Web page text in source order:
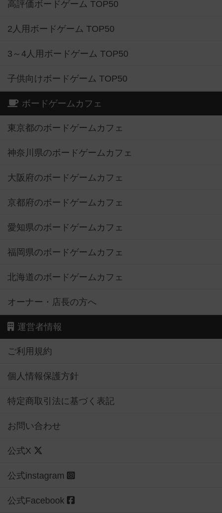
高評価ボードゲーム TOP50
2人用ボードゲーム TOP50
3～4人用ボードゲーム TOP50
子供向けボードゲーム TOP50
ボードゲームカフェ
東京都のボードゲームカフェ
神奈川県のボードゲームカフェ
大阪府のボードゲームカフェ
京都府のボードゲームカフェ
愛知県のボードゲームカフェ
福岡県のボードゲームカフェ
北海道のボードゲームカフェ
オーナー・店長の方へ
運営者情報
ご利用規約
個人情報保護方針
特定商取引法に基づく表記
お問い合わせ
公式X
公式instagram
公式Facebook